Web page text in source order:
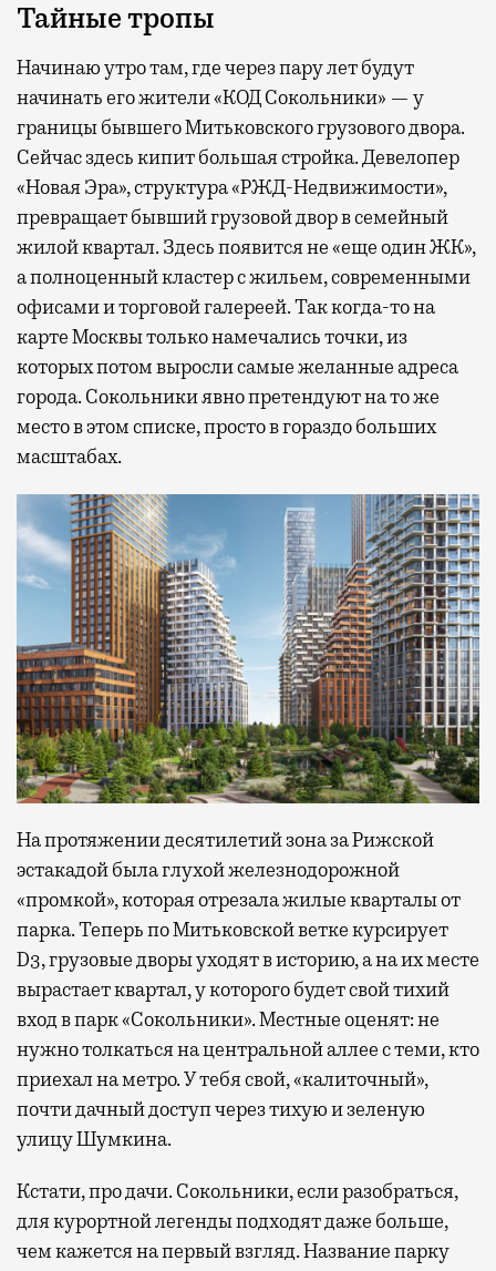
Тайные тропы
Начинаю утро там, где через пару лет будут
начинать его жители «КОД Сокольники» — у
границы бывшего Митьковского грузового двора.
Сейчас здесь кипит большая стройка. Девелопер
«Новая Эра», структура «РЖД-Недвижимости»,
превращает бывший грузовой двор в семейный
жилой квартал. Здесь появится не «еще один ЖК»,
а полноценный кластер с жильем, современными
офисами и торговой галереей. Так когда-то на
карте Москвы только намечались точки, из
которых потом выросли самые желанные адреса
города. Сокольники явно претендуют на то же
место в этом списке, просто в гораздо больших
масштабах.
На протяжении десятилетий зона за Рижской
эстакадой была глухой железнодорожной
«промкой», которая отрезала жилые кварталы от
парка. Теперь по Митьковской ветке курсирует
D3, грузовые дворы уходят в историю, а на их месте
вырастает квартал, у которого будет свой тихий
вход в парк «Сокольники». Местные оценят: не
нужно толкаться на центральной аллее с теми, кто
приехал на метро. У тебя свой, «калиточный»,
почти дачный доступ через тихую и зеленую
улицу Шумкина.
Кстати, про дачи. Сокольники, если разобраться,
для курортной легенды подходят даже больше,
чем кажется на первый взгляд. Название парку